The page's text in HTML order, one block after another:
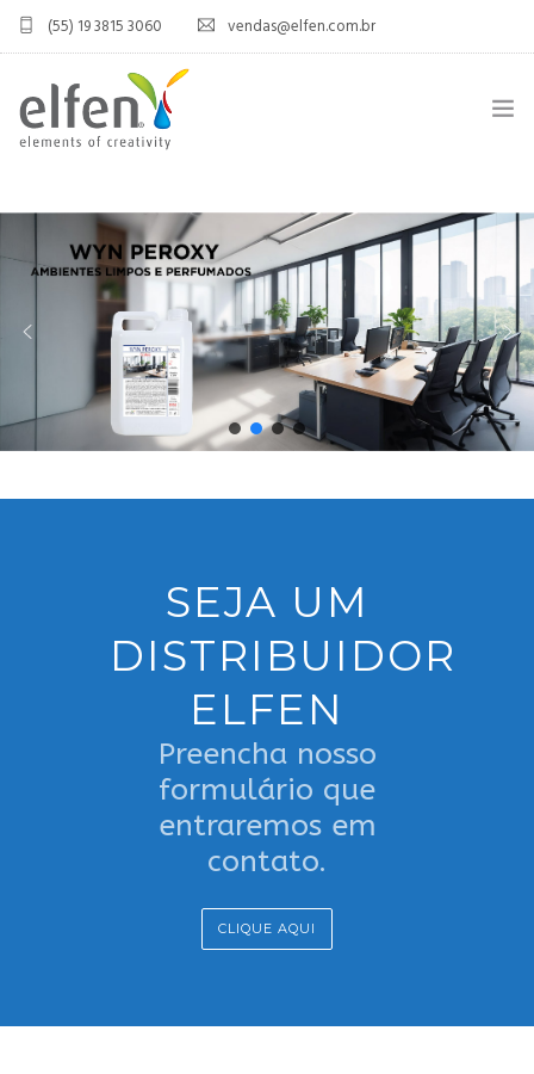
(55) 19 3815 3060 vendas@elfen.com.br
QUEM SOMOS
JOINT VENTURE
ÁREA DO DISTRIBUIDOR
PRODUTOS
SEJA UM
DISTRIBUIDOR
ELFEN
Preencha nosso
formulário que
entraremos em
contato.
CLIQUE AQUI